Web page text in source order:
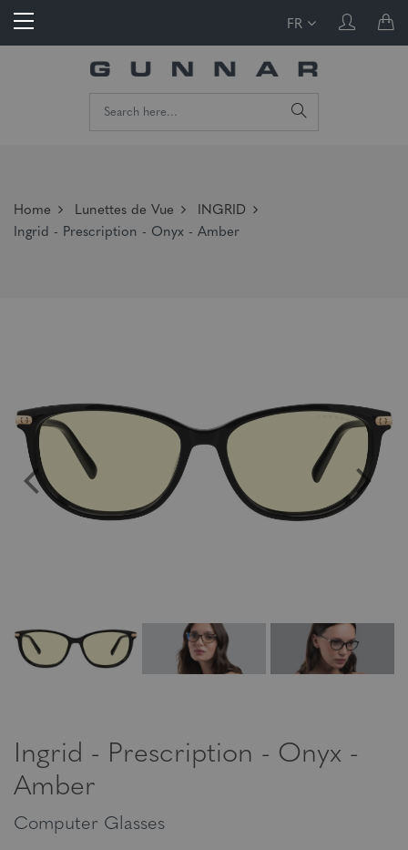
FR
Home Lunettes de Vue
INGRID
Ingrid - Prescription - Onyx - Amber
Ingrid - Prescription - Onyx -
Amber
Computer Glasses